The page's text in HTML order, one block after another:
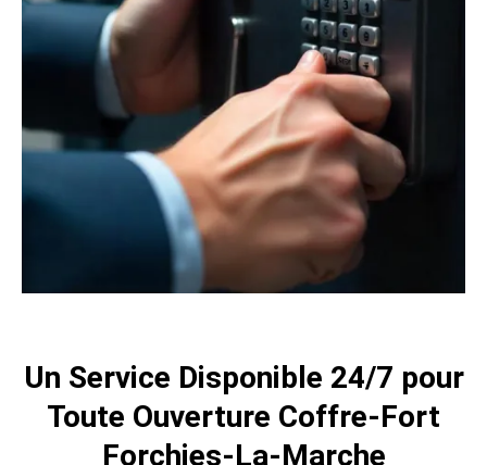
Un Service Disponible 24/7 pour
Toute Ouverture Coffre-Fort
Forchies-La-Marche